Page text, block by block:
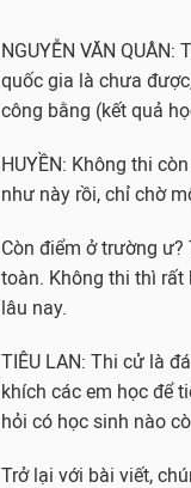
NGUYỄN VĂN
quốc gia là chưa
công bằng (kết quả
HUYỀN: Không thi
như này rồi, chỉ chờ
Còn điểm ở trường
toàn. Không thi thì rất
lâu nay.
TIÊU LAN: Thi cử là
khích các em học để
hỏi có học sinh nào
Trở lại với bài viết,